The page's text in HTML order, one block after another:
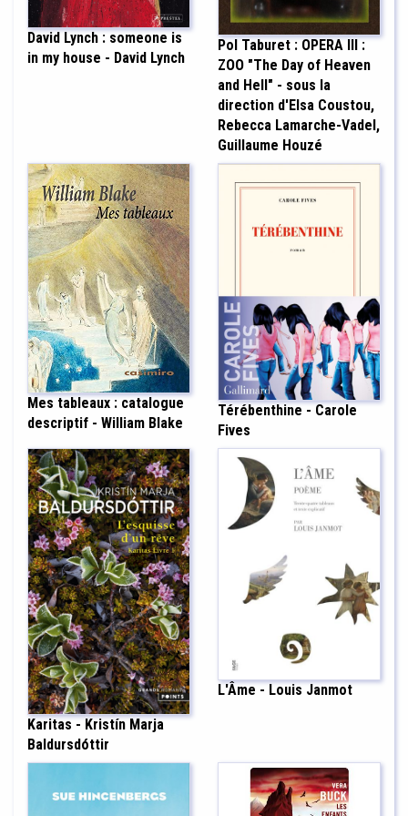
David Lynch : someone is
in my house - David Lynch
Pol Taburet : OPERA III :
ZOO "The Day of Heaven
and Hell" - sous la
direction d'Elsa Coustou,
Rebecca Lamarche-Vadel,
Guillaume Houzé
Mes tableaux : catalogue
descriptif - William Blake
Térébenthine - Carole
Fives
Karitas - Kristín Marja
Baldursdóttir
L'Âme - Louis Janmot